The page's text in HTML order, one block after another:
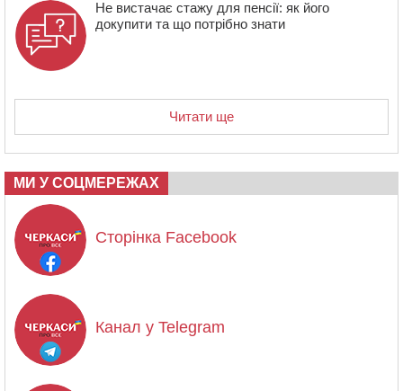
Не вистачає стажу для пенсії: як його
докупити та що потрібно знати
Читати ще
МИ У СОЦМЕРЕЖАХ
Сторінка Facebook
Канал у Telegram